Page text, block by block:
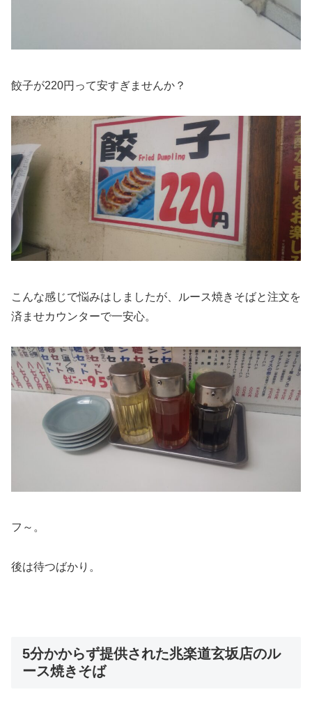
餃子が220円って安すぎませんか？
こんな感じで悩みはしましたが、ルース焼きそばと注文を
済ませカウンターで一安心。
フ～。
後は待つばかり。
5分かからず提供された兆楽道玄坂店のル
ース焼きそば